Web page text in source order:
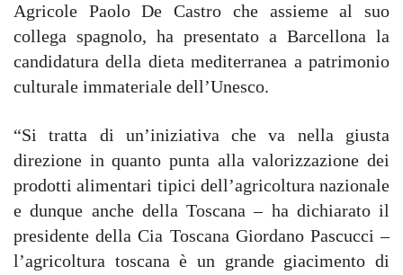
Agricole Paolo De Castro che assieme al suo
collega spagnolo, ha presentato a Barcellona la
candidatura della dieta mediterranea a patrimonio
culturale immateriale dell’Unesco.
“Si tratta di un’iniziativa che va nella giusta
direzione in quanto punta alla valorizzazione dei
prodotti alimentari tipici dell’agricoltura nazionale
e dunque anche della Toscana – ha dichiarato il
presidente della Cia Toscana Giordano Pascucci –
l’agricoltura toscana è un grande giacimento di